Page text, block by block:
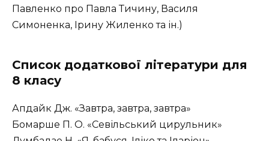
Павленко про Павла Тичину, Василя
Симоненка, Ірину Жиленко та ін.)
Список додаткової літератури для
8 класу
Апдайк Дж. «Завтра, завтра, завтра»
Бомарше П. О. «Севільський цирульник»